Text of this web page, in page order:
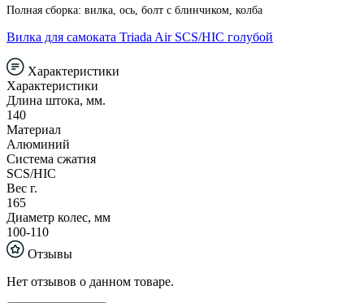
Полная сборка: вилка, ось, болт с блинчиком, колба​
Вилка для самоката Triada Air SCS/HIC голубой
Характеристики
Характеристики
Длина штока, мм.
140
Материал
Алюминий
Система сжатия
SCS/HIC
Вес г.
165
Диаметр колес, мм
100-110
Отзывы
Нет отзывов о данном товаре.